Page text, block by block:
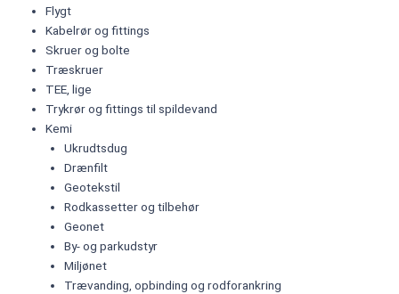
Flygt
Kabelrør og fittings
Skruer og bolte
Træskruer
TEE, lige
Trykrør og fittings til spildevand
Kemi
Ukrudtsdug
Drænfilt
Geotekstil
Rodkassetter og tilbehør
Geonet
By- og parkudstyr
Miljønet
Trævanding, opbinding og rodforankring